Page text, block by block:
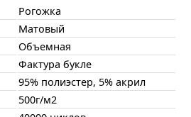
Рогожка
Матовый
Объемная
Фактура букле
95% полиэстер, 5% акрил
500г/м2